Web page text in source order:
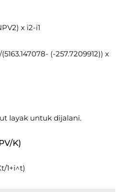
x i2-i1
(-257.7209912)) x
layak untuk dijalani.
K)
1+i^t)